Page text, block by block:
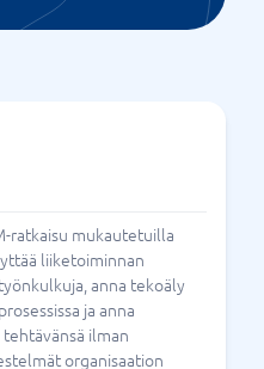
ratkaisu mukautetuilla
liiketoiminnan
anna tekoäly
ja anna
ilman
organisaation